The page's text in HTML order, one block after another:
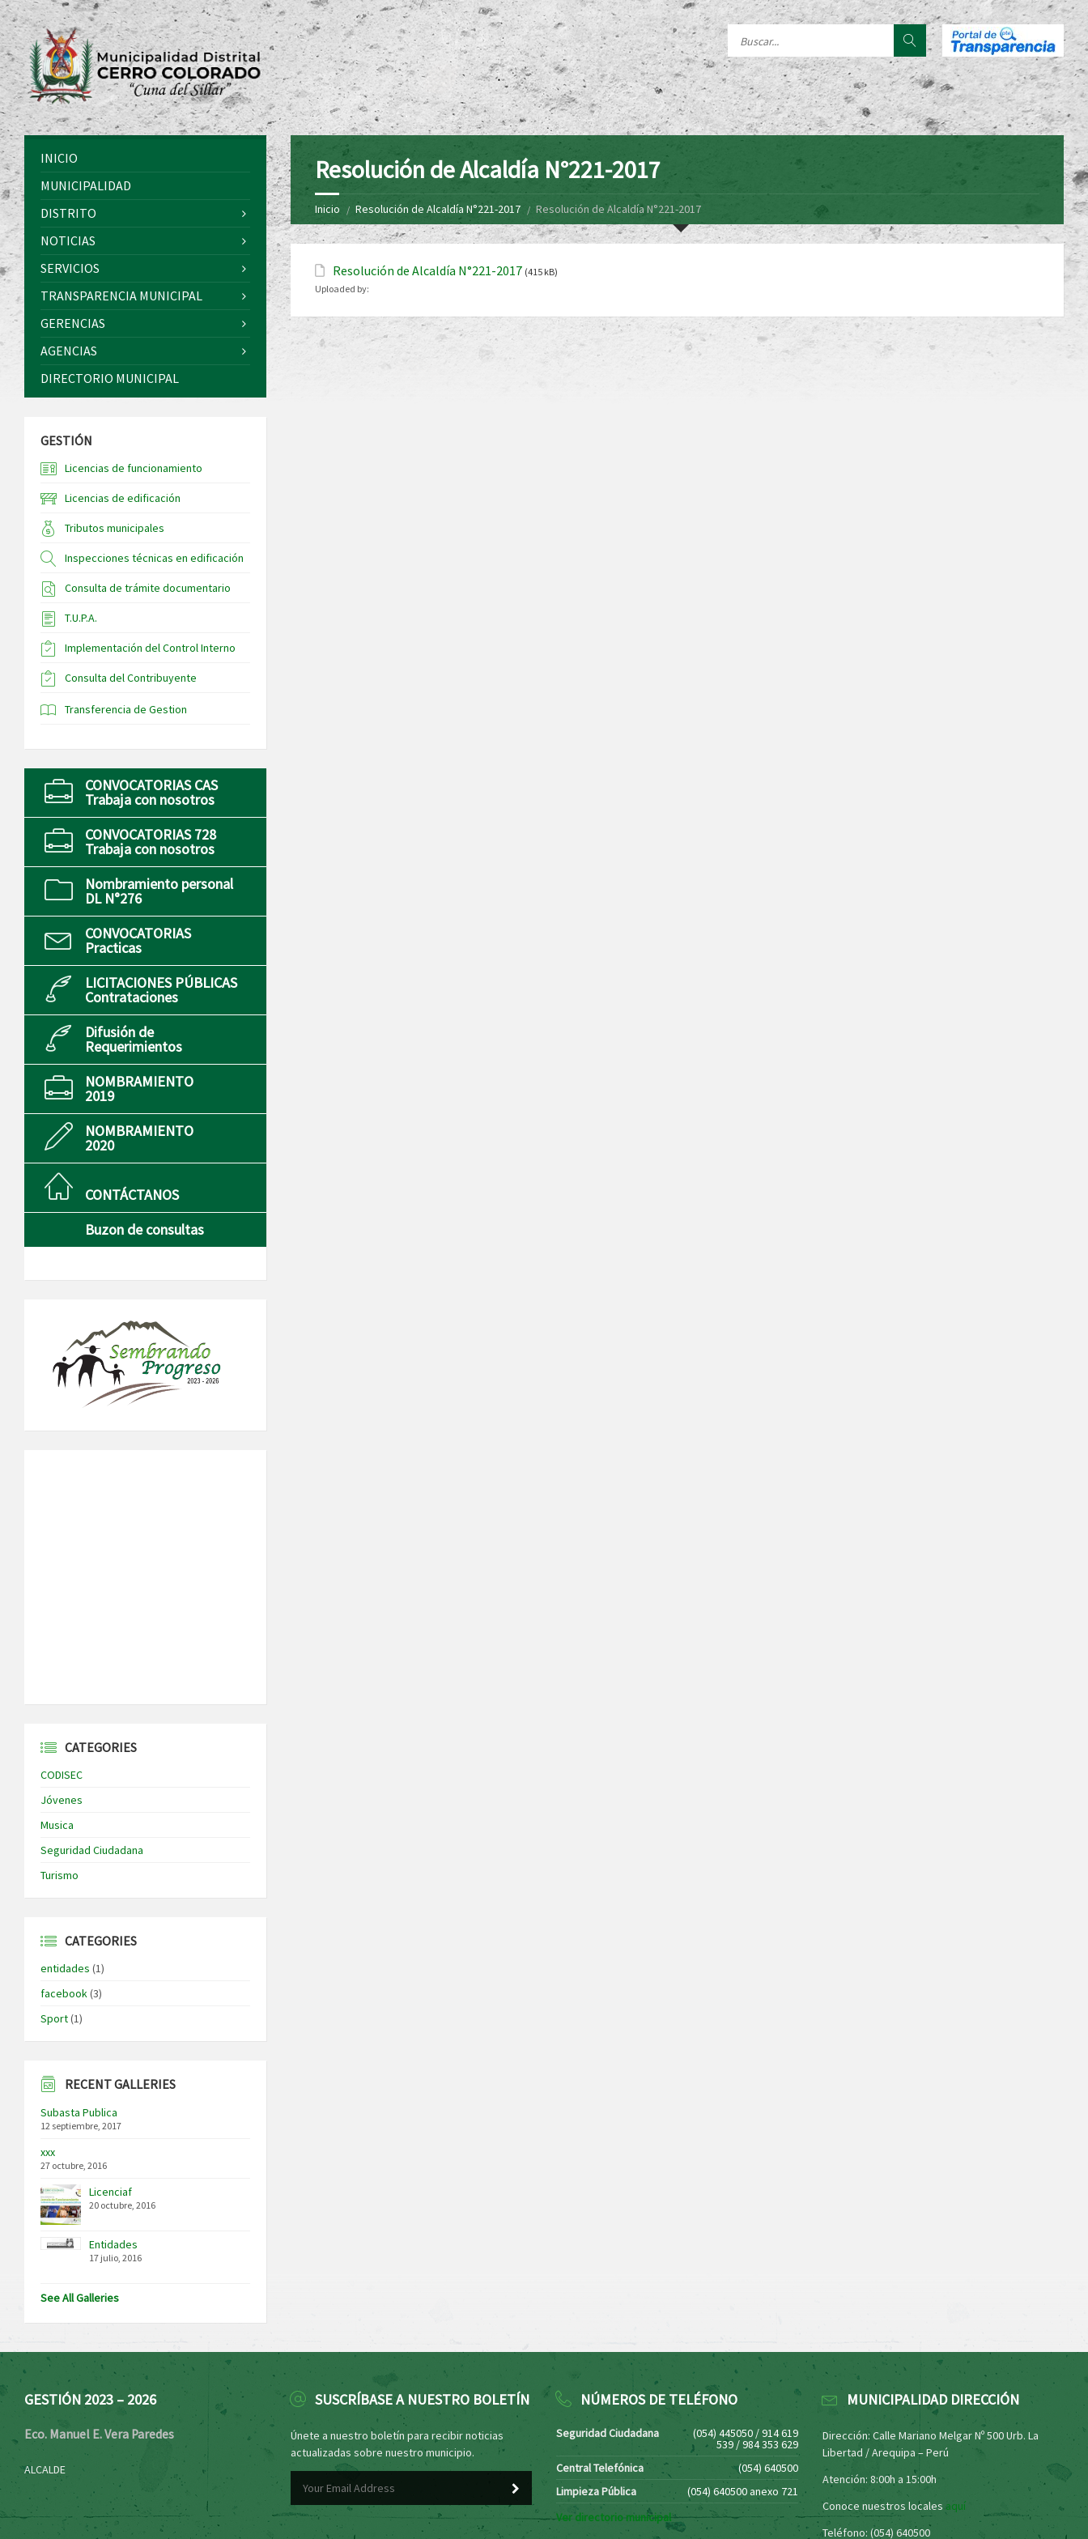
Resolución de Alcaldía N°221-2017
Inicio Resolución de Alcaldía N°221-2017 Resolución de Alcaldía N°221-2017
Resolución de Alcaldía N°221-2017 (415 kB)
Uploaded by:
INICIO
MUNICIPALIDAD
DISTRITO
NOTICIAS
SERVICIOS
TRANSPARENCIA MUNICIPAL
GERENCIAS
AGENCIAS
DIRECTORIO MUNICIPAL
GESTIÓN
Licencias de funcionamiento
Licencias de edificación
Tributos municipales
Inspecciones técnicas en edificación
Consulta de trámite documentario
T.U.P.A.
Implementación del Control Interno
Consulta del Contribuyente
Transferencia de Gestion
CONVOCATORIAS CAS
Trabaja con nosotros
CONVOCATORIAS 728
Trabaja con nosotros
Nombramiento personal
DL N°276
CONVOCATORIAS
Practicas
LICITACIONES PÚBLICAS
Contrataciones
Difusión de
Requerimientos
NOMBRAMIENTO
2019
NOMBRAMIENTO
2020
CONTÁCTANOS
Buzon de consultas
CATEGORIES
CODISEC
Jóvenes
Musica
Seguridad Ciudadana
Turismo
CATEGORIES
entidades (1)
facebook(3)
Sport(1)
RECENT GALLERIES
Subasta Publica
12 septiembre, 2017
xxx
27 octubre, 2016
Licenciaf
20 octubre, 2016
Entidades
17 julio, 2016
See All Galleries
GESTIÓN 2023 – 2026
Eco. Manuel E. Vera Paredes
ALCALDE
SUSCRÍBASE A NUESTRO BOLETÍN
Únete a nuestro boletín para recibir noticias
actualizadas sobre nuestro municipio.
NÚMEROS DE TELÉFONO
Seguridad Ciudadana (054) 445050 / 914 619
539 / 984 353 629
Central Telefónica
(054) 640500
Limpieza Pública
(054) 640500 anexo 721
Ver directorio municipal
MUNICIPALIDAD DIRECCIÓN
Dirección: Calle Mariano Melgar Nº 500 Urb. La
Libertad / Arequipa – Perú
Atención: 8:00h a 15:00h
Conoce nuestros locales aquí
Teléfono: (054) 640500